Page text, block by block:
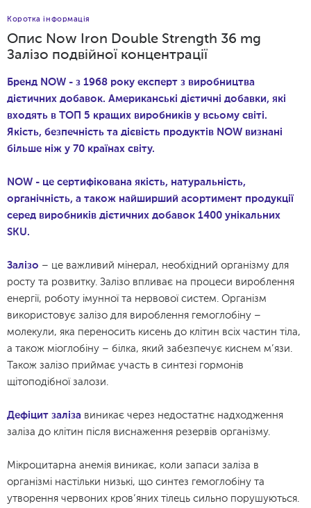
Коротка інформація
Опис Now Iron Double Strength 36 mg
Залізо подвійної концентрації
Бренд NOW - з 1968 року експерт з виробництва
дієтичних добавок. Американські дієтичні добавки, які
входять в ТОП 5 кращих виробників у всьому світі.
Якість, безпечність та дієвість продуктів NOW визнані
більше ніж у 70 країнах світу.
NOW - це сертифікована якість, натуральність,
органічність, а також найширший асортимент продукції
серед виробників дієтичних добавок 1400 унікальних
SKU.
Залізо – це важливий мінерал, необхідний організму для
росту та розвитку. Залізо впливає на процеси вироблення
енергії, роботу імунної та нервової систем. Організм
використовує залізо для вироблення гемоглобіну –
молекули, яка переносить кисень до клітин всіх частин тіла,
а також міоглобіну – білка, який забезпечує киснем м’язи.
Також залізо приймає участь в синтезі гормонів
щітоподібної залози.
Дефіцит заліза виникає через недостатнє надходження
заліза до клітин після виснаження резервів організму.
Мікроцитарна анемія виникає, коли запаси заліза в
організмі настільки низькі, що синтез гемоглобіну та
утворення червоних кров’яних тілець сильно порушуються.